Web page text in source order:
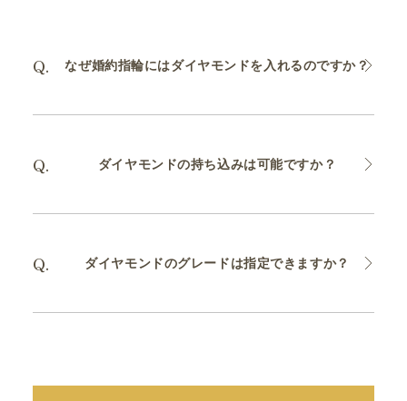
なぜ婚約指輪にはダイヤモンドを入れるのですか？
ダイヤモンドの持ち込みは可能ですか？
ダイヤモンドのグレードは指定できますか？